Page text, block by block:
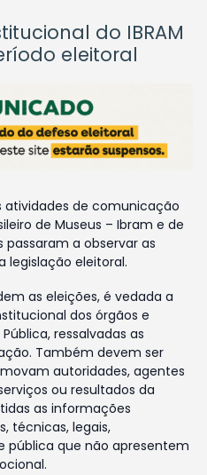
do IBRAM
eleitoral
atividades de comunicação
de Museus – Ibram e de
passaram a observar as
legislação eleitoral.
as eleições, é vedada a
dos órgãos e
ressalvadas as
Também devem ser
autoridades, agentes
ou resultados da
as informações
técnicas, legais,
pública que não apresentem